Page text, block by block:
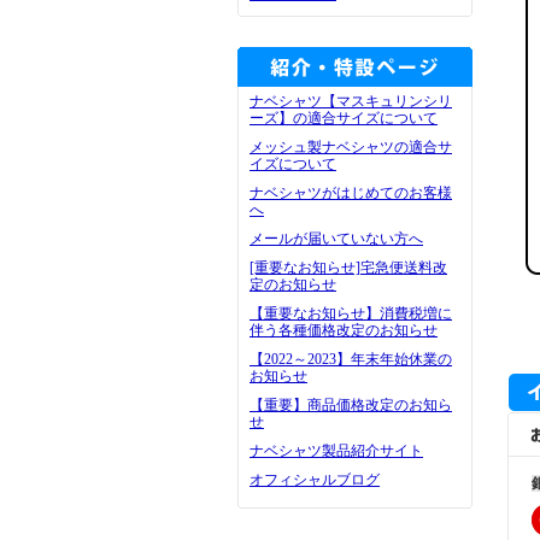
ナベシャツ【マスキュリンシリ
ーズ】の適合サイズについて
メッシュ製ナベシャツの適合サ
イズについて
ナベシャツがはじめてのお客様
へ
メールが届いていない方へ
[重要なお知らせ]宅急便送料改
定のお知らせ
【重要なお知らせ】消費税増に
伴う各種価格改定のお知らせ
【2022～2023】年末年始休業の
お知らせ
【重要】商品価格改定のお知ら
せ
ナベシャツ製品紹介サイト
オフィシャルブログ